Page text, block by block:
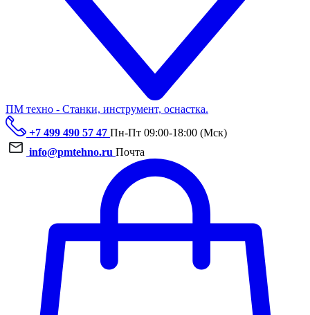
ПМ техно - Станки, инструмент, оснастка.
+7 499 490 57 47 Пн-Пт 09:00-18:00 (Мск)
info@pmtehno.ru Почта